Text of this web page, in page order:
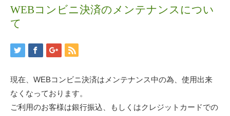
WEBコンビニ決済のメンテナンスについ
て
現在、WEBコンビニ決済はメンテナンス中の為、使用出来
なくなっております。
ご利用のお客様は銀行振込、もしくはクレジットカードでの